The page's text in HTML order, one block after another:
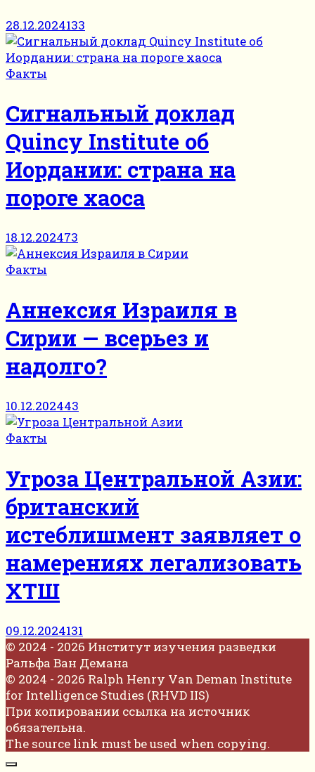
28.12.2024133
Факты
Сигнальный доклад
Quincy Institute об
Иордании: страна на
пороге хаоса
18.12.202473
Факты
Аннексия Израиля в
Сирии — всерьез и
надолго?
10.12.202443
Факты
Угроза Центральной Азии:
британский
истеблишмент заявляет о
намерениях легализовать
ХТШ
09.12.2024131
© 2024 - 2026 Институт изучения разведки
Ральфа Ван Демана
© 2024 - 2026 Ralph Henry Van Deman Institute
for Intelligence Studies (RHVD IIS)
При копировании ссылка на источник
обязательна.
The source link must be used when copying.